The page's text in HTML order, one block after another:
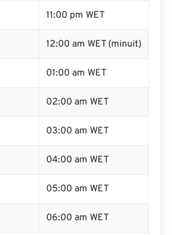
11:00 pm WET
12:00 am WET (minuit)
01:00 am WET
02:00 am WET
03:00 am WET
04:00 am WET
05:00 am WET
06:00 am WET